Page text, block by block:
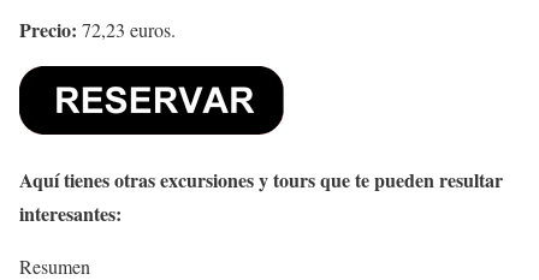
Precio: 72,23 euros.
Aquí tienes otras excursiones y tours que te pueden resultar
interesantes:
Resumen